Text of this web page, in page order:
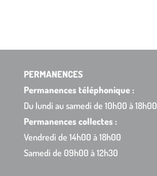
PERMANENCES
Permanences téléphonique :
Du lundi au samedi de 10h00 à 18h00
Permanences collectes :
Vendredi de 14h00 à 18h00
Samedi de 09h00 à 12h30